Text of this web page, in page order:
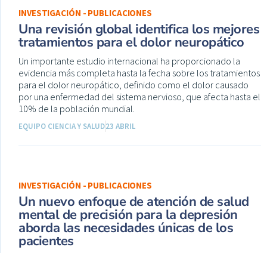
INVESTIGACIÓN - PUBLICACIONES
Una revisión global identifica los mejores
tratamientos para el dolor neuropático
Un importante estudio internacional ha proporcionado la
evidencia más completa hasta la fecha sobre los tratamientos
para el dolor neuropático, definido como el dolor causado
por una enfermedad del sistema nervioso, que afecta hasta el
10% de la población mundial.
EQUIPO CIENCIA Y SALUD23 ABRIL
INVESTIGACIÓN - PUBLICACIONES
Un nuevo enfoque de atención de salud
mental de precisión para la depresión
aborda las necesidades únicas de los
pacientes